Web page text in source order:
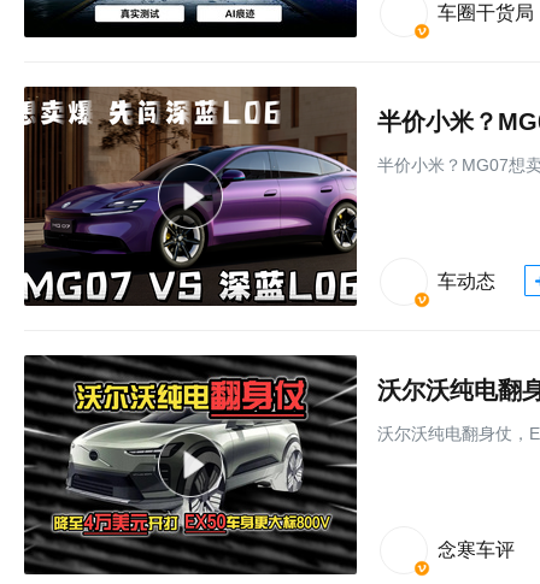
车圈干货局
半价小米？
半价小米？MG07想
车动态
沃尔沃纯电翻
沃尔沃纯电翻身仗，
念寒车评